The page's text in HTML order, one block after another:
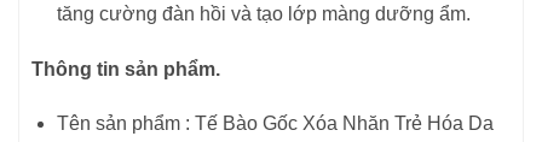
tăng cường đàn hồi và tạo lớp màng dưỡng ẩm.
Thông tin sản phẩm.
Tên sản phẩm : Tế Bào Gốc Xóa Nhăn Trẻ Hóa Da